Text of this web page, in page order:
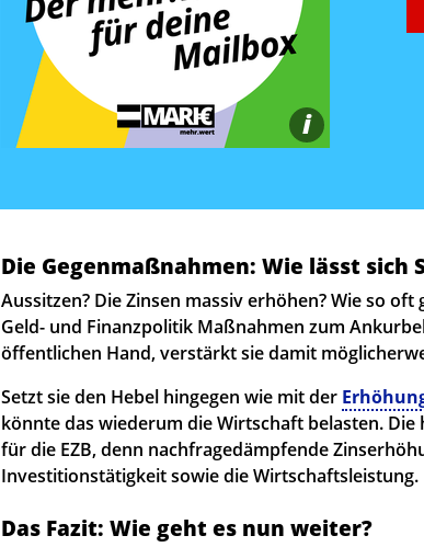
i
Die Gegenmaßnahmen: Wie lässt
Aussitzen? Die Zinsen massiv erhöhen? Wie so
Geld- und Finanzpolitik Maßnahmen zum
öffentlichen Hand, verstärkt sie damit
Setzt sie den Hebel hingegen wie mit der
könnte das wiederum die Wirtschaft belasten.
für die EZB, denn nachfragedämpfende
Investitionstätigkeit sowie die Wirtschaftsleistung.
Das Fazit: Wie geht es nun weiter?